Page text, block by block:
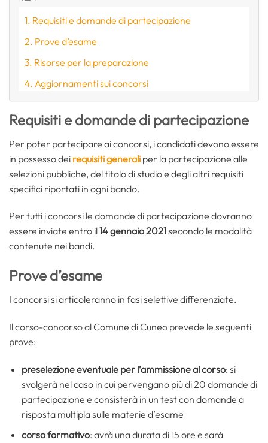
Requisiti e domande di partecipazione
Prove d’esame
Risorse per la preparazione
Aggiornamenti sui concorsi
Requisiti e domande di partecipazione
Per poter partecipare ai concorsi, i candidati devono essere
in possesso dei requisiti generali per la partecipazione alle
selezioni pubbliche, del titolo di studio e degli altri requisiti
specifici riportati in ogni bando.
Per tutti i concorsi le domande di partecipazione dovranno
essere inviate entro il14 gennaio 2021secondo le modalità
contenute nei bandi.
Prove d’esame
I concorsi si articoleranno in fasi selettive differenziate.
Il corso-concorso al Comune di Cuneo prevede le seguenti
prove:
preselezione eventuale per l’ammissione al corso: si
svolgerà nel caso in cui pervengano più di 20 domande di
partecipazione e consisterà in un test con domande a
risposta multipla sulle materie d’esame
corso formativo: avrà una durata di 15 ore e sarà